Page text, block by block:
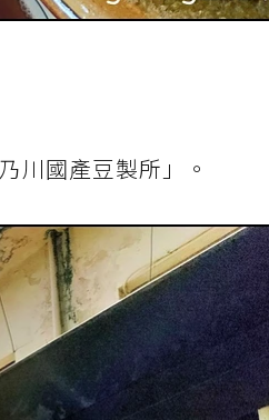
川國產豆製所」。